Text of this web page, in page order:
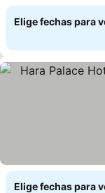
Elige fechas para
Elige fechas para